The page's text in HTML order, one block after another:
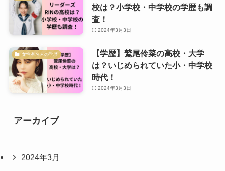
校は？小学校・中学校の学歴も調
査！
2024年3月3日
女性有名人の学歴
【学歴】鷲尾伶菜の高校・大学
は？いじめられていた小・中学校
時代！
2024年3月3日
アーカイブ
2024年3月